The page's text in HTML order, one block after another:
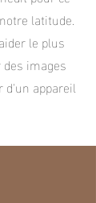
latitude.
le plus
images
d'un appareil